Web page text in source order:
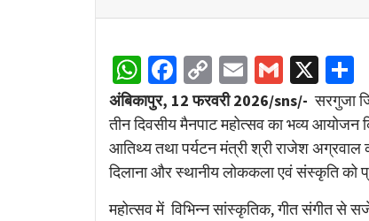
WhatsApp
Facebook
Copy
Link
EmailGmail
X
अंबिकापुर, 12 फरवरी 2026/sns/- सरगुजा
तीन दिवसीय मैनपाट महोत्सव का भव्य आयोजन
आतिथ्य तथा पर्यटन मंत्री श्री राजेश अग्रवाल
दिलाना और स्थानीय लोककला एवं संस्कृति को
महोत्सव में विभिन्न सांस्कृतिक, गीत संगीत से